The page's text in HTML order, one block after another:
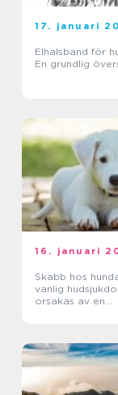
17. januari
Elhalsband för
En grundlig
16. januari
Skabb hos
vanlig
orsakas av en